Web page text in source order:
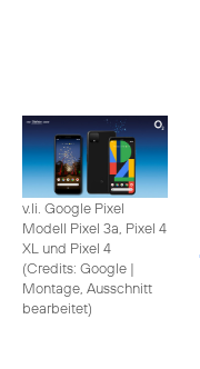
v.li. Google Pixel
Modell Pixel 3a, Pixel 4
XL und Pixel 4
(Credits: Google |
Montage, Ausschnitt
bearbeitet)